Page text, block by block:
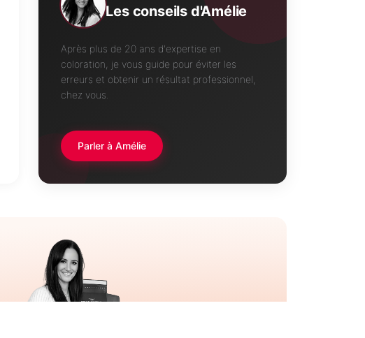
Les conseils d'Amélie
Après plus de 20 ans d'expertise en
coloration, je vous guide pour éviter les
erreurs et obtenir un résultat professionnel,
chez vous.
Parler à Amélie